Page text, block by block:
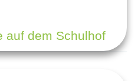
auf dem Schulhof